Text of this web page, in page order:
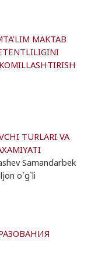
MAKTAB
TURLARI VA
Samandarbek
o`g`li